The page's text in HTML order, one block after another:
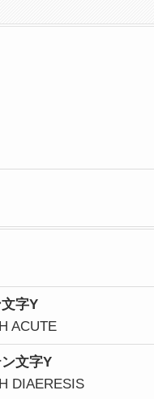
字Y
ACUTE
文字Y
DIAERESIS